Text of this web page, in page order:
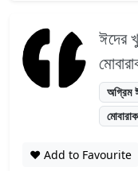
ঈদের
অগ্রিম
মোবারাক
❤️ Add to Favourite